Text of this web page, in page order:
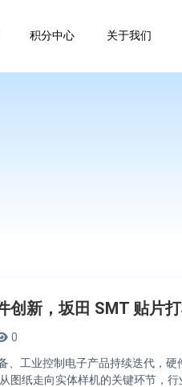
积分中心 关于我们
创新，坂田 SMT 贴片
0
、工业控制电子产品持续迭代，
图纸走向实体样机的关键环节，